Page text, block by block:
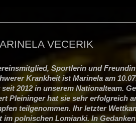
VECERIK
Sportlerin und
Krankheit ist Marinela am
2012 in unserem Nationalteam.
Pleininger hat sie sehr erfolgreich
teilgenommen. Ihr letzter
im polnischen Lomianki. In